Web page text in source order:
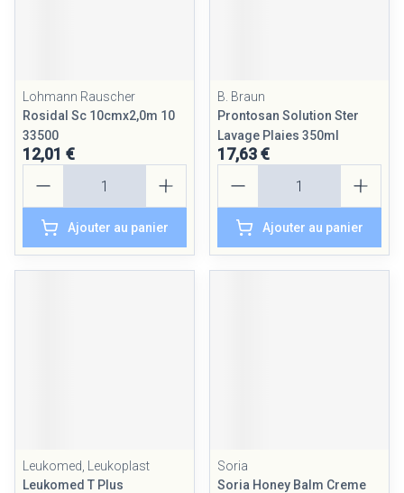
Lohmann Rauscher
Rosidal Sc 10cmx2,0m 10
33500
12,01 €
Ajouter au panier
B. Braun
Prontosan Solution Ster
Lavage Plaies 350ml
17,63 €
Ajouter au panier
Leukomed, Leukoplast
Leukomed T Plus
Soria
Soria Honey Balm Creme